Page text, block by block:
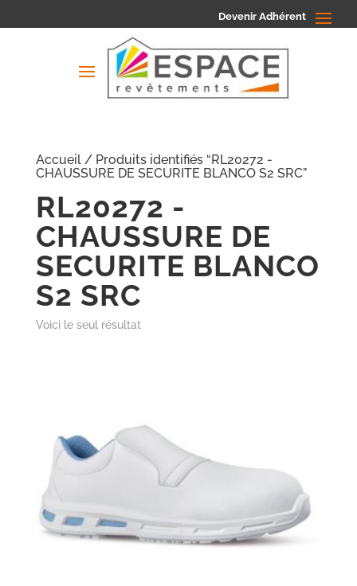
Devenir Adhérent
Accueil/ Produits identifiés “RL20272 -
CHAUSSURE DE SECURITE BLANCO S2 SRC”
RL20272 -
CHAUSSURE DE
SECURITE BLANCO
S2 SRC
Voici le seul résultat